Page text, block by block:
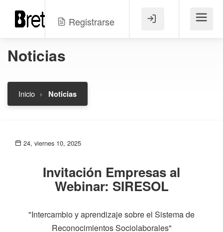
Registrarse Menú
Noticias
Inicio Noticias
24, viernes 10, 2025
Invitación Empresas al
Webinar: SIRESOL
"Intercambio y aprendizaje sobre el Sistema de
Reconocimientos Sociolaborales"